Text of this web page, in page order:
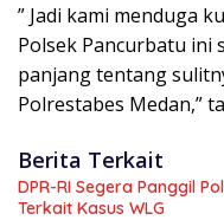
” Jadi kami menduga
Polsek Pancurbatu ini
panjang tentang
Polrestabes Medan,”
Berita Terkait
DPR-RI Segera Panggil
Terkait Kasus WLG